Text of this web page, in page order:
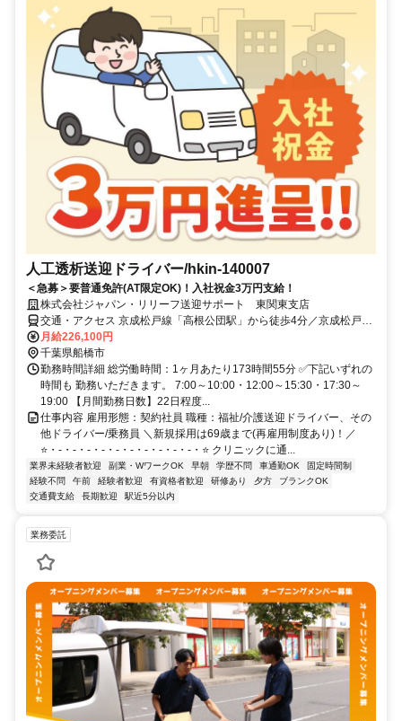
人工透析送迎ドライバー/hkin-140007
＜急募＞要普通免許(AT限定OK)！入社祝金3万円支給！
株式会社ジャパン・リリーフ送迎サポート 東関東支店
交通・アクセス 京成松戸線「高根公団駅」から徒歩4分／京成松戸線
「高根木戸駅」から徒歩12分 ✅車通勤OK
月給226,100円
千葉県船橋市
勤務時間詳細 総労働時間：1ヶ月あたり173時間55分 ✅下記いずれの
時間も 勤務いただきます。 7:00～10:00・12:00～15:30・17:30～
19:00 【月間勤務日数】22日程度...
仕事内容 雇用形態：契約社員 職種：福祉/介護送迎ドライバー、その
他ドライバー/乗務員 ＼新規採用は69歳まで(再雇用制度あり)！／
⭐・-・-・-・-・-・-・-・-・-・-・⭐ クリニックに通...
業界未経験者歓迎 副業・WワークOK 早朝 学歴不問 車通勤OK
固定時間制
経験不問
午前 経験者歓迎 有資格者歓迎 研修あり 夕方
ブランクOK
交通費支給
長期歓迎 駅近5分以内
業務委託